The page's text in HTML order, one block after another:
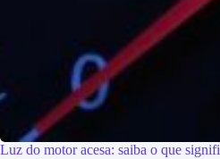
Luz do motor acesa: saiba o que